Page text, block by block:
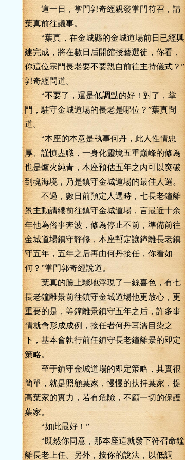
這一日，掌門郭奇經親發掌門符召，請
葉真前往議事。
“葉真，在金城縣的金城道場前日已經興
建完成，將在數日后開館授藝選徒，你看，
你這位宗門長老要不要親自前往主持儀式？”
郭奇經問道。
“不要了，還是低調點的好！對了，掌
門，駐守金城道場的長老是哪位？”葉真問
道。
“本座的本意是執事何丹，此人性情忠
厚、謹慎盡職，一身化靈境五重巔峰的修為
也是爐火純青，本座預估五年之內可以突破
到魂海境，乃是鎮守金城道場的最佳人選。
不過，數日前預定人選時，七長老鐘離
景主動請纓前往鎮守金城道場，言最近十余
年他為俗事奔波，修為停止不前，準備前往
金城道場鎮守靜修，本座暫定讓鐘離長老鎮
守五年，五年之后再由何丹接任，你看如
何？”掌門郭奇經說道。
葉真的臉上驟地浮現了一絲喜色，有七
長老鐘離景前往鎮守金城道場他更放心，更
重要的是，等鐘離景鎮守五年之后，許多事
情就會形成成例，接任者何丹耳濡目染之
下，基本會執行前任鎮守長老鐘離景的即定
策略。
至于鎮守金城道場的即定策略，其實很
簡單，就是照顧葉家，慢慢的扶持葉家，提
高葉家的實力，若有危險，不顧一切的保護
葉家。
“如此最好！”
“既然你同意，那本座這就發下符召命鐘
離長老上任。另外，按你的說法，以低調